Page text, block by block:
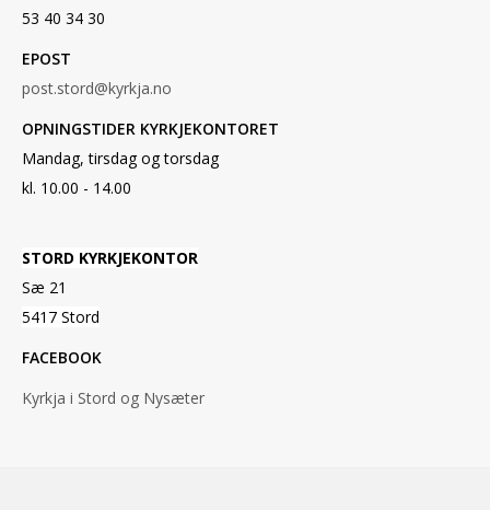
53 40 34 30
EPOST
post.stord@kyrkja.no
OPNINGSTIDER KYRKJEKONTORET
Mandag, tirsdag og torsdag
kl. 10.00 - 14.00
STORD KYRKJEKONTOR
Sæ 21
5417 Stord
FACEBOOK
Kyrkja i Stord og Nysæter